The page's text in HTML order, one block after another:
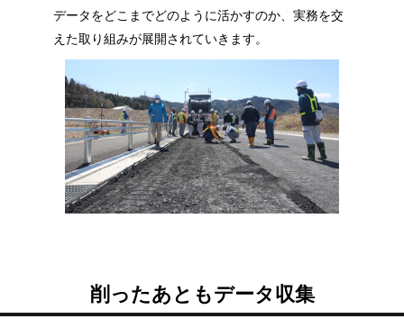
データをどこまでどのように活かすのか、実務を交
えた取り組みが展開されていきます。
削ったあともデータ収集